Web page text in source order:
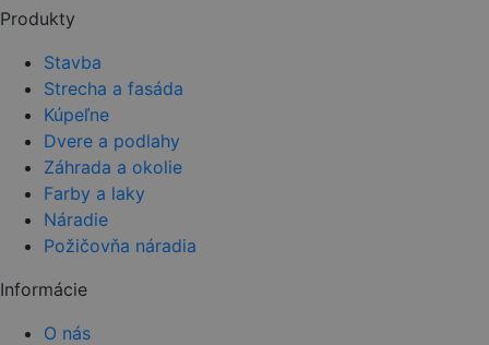
empty.
Produkty
Stavba
Strecha a fasáda
Kúpeľne
Dvere a podlahy
Záhrada a okolie
Farby a laky
Náradie
Požičovňa náradia
Informácie
O nás